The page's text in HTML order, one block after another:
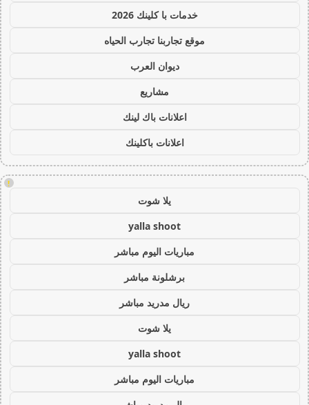
خدمات با كلينك 2026
موقع تجاربنا تجارب الحياه
ديوان العرب
مشاريع
اعلانات باك لينك
اعلانات باكلينك
!
يلا شوت
yalla shoot
مباريات اليوم مباشر
برشلونة مباشر
ريال مدريد مباشر
يلا شوت
yalla shoot
مباريات اليوم مباشر